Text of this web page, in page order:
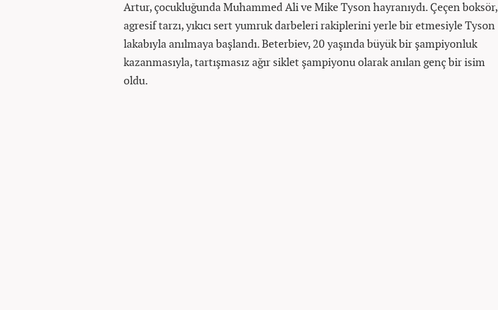
Artur, çocukluğunda Muhammed Ali ve Mike Tyson hayranıydı. Çeçen boksör,
agresif tarzı, yıkıcı sert yumruk darbeleri rakiplerini yerle bir etmesiyle Tyson
lakabıyla anılmaya başlandı. Beterbiev, 20 yaşında büyük bir şampiyonluk
kazanmasıyla, tartışmasız ağır siklet şampiyonu olarak anılan genç bir isim
oldu.